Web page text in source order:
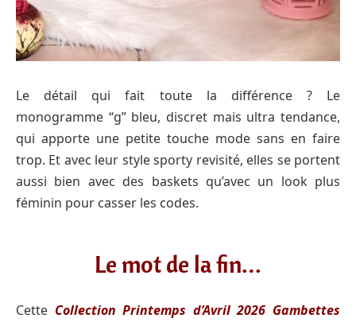
Le détail qui fait toute la différence ? Le
monogramme “g” bleu, discret mais ultra tendance,
qui apporte une petite touche mode sans en faire
trop. Et avec leur style sporty revisité, elles se portent
aussi bien avec des baskets qu’avec un look plus
féminin pour casser les codes.
Le mot de la fin…
Cette Collection Printemps d’Avril 2026 Gambettes